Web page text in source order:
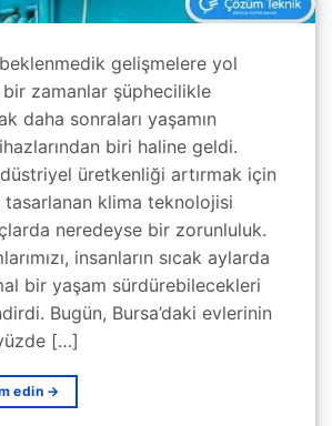
beklenmedik gelişmelere yol
bir zamanlar şüphecilikle
daha sonraları yaşamın
biri haline geldi.
üretkenliği artırmak için
klima teknolojisi
neredeyse bir zorunluluk.
insanların sıcak aylarda
bir yaşam sürdürebilecekleri
Bugün, Bursa’daki evlerinin
[…]
edin →